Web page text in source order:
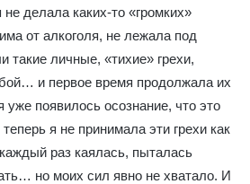
делала каких-то «громких»
от алкоголя, не лежала под
такие личные, «тихие» грехи,
и первое время продолжала их
появилось осознание, что это
я не принимала эти грехи как
раз каялась, пыталась
но моих сил явно не хватало. И